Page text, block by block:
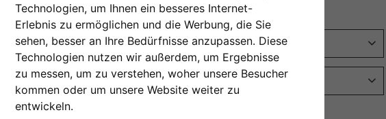
Technologien, um Ihnen ein besseres Internet-
Erlebnis zu ermöglichen und die Werbung, die Sie
sehen, besser an Ihre Bedürfnisse anzupassen. Diese
Technologien nutzen wir außerdem, um Ergebnisse
zu messen, um zu verstehen, woher unsere Besucher
kommen oder um unsere Website weiter zu
entwickeln.
Gold
Farbe Rahmentyp
Lieferung Merkmal Profilbreite